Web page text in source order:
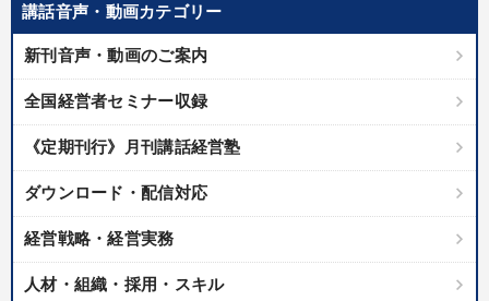
リーダーの器量を学ぶ
テーマ
2025年春季全国経営者セミナー収録講演ＣＤ・講演ＤＶＤ・デジ
タル版（音声／動画ストリーミング・ダウンロード）
【6月】音声・映像 営業・社員研修
講話音声・動画カテゴリー
新刊音声・動画のご案内
全国経営者セミナー収録
《定期刊行》月刊講話経営塾
ダウンロード・配信対応
経営戦略・経営実務
人材・組織・採用・スキル